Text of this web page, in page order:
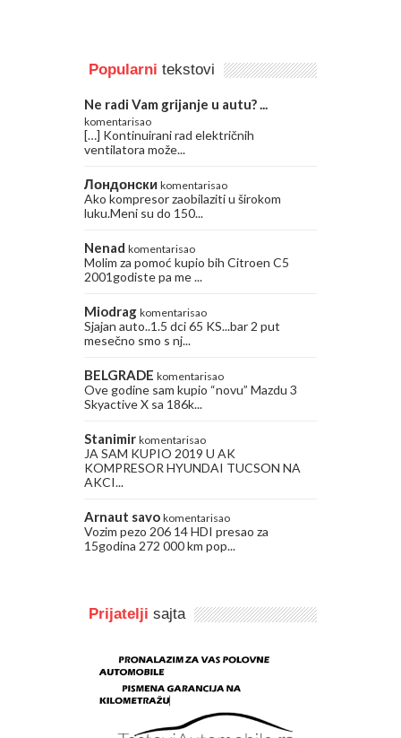
Popularni tekstovi
Ne radi Vam grijanje u autu? ...
komentarisao
[…] Kontinuirani rad električnih
ventilatora može...
Лондонски komentarisao
Ako kompresor zaobilaziti u širokom
luku.Meni su do 150...
Nenad komentarisao
Molim za pomoć kupio bih Citroen C5
2001godiste pa me ...
Miodrag komentarisao
Sjajan auto..1.5 dci 65 KS...bar 2 put
mesečno smo s nj...
BELGRADE komentarisao
Ove godine sam kupio “novu” Mazdu 3
Skyactive X sa 186k...
Stanimir komentarisao
JA SAM KUPIO 2019 U AK
KOMPRESOR HYUNDAI TUCSON NA
AKCI...
Arnaut savo komentarisao
Vozim pezo 206 14 HDI presao za
15godina 272 000 km pop...
Prijatelji sajta